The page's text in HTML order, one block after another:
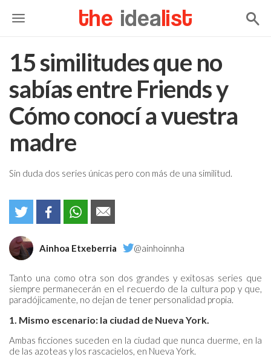
the idea list
15 similitudes que no
sabías entre Friends y
Cómo conocí a vuestra
madre
Sin duda dos series únicas pero con más de una similitud.
Ainhoa Etxeberria @ainhoinnha
Tanto una como otra son dos grandes y exitosas series que
siempre permanecerán en el recuerdo de la cultura pop y que,
paradójicamente, no dejan de tener personalidad propia.
1. Mismo escenario: la ciudad de Nueva York.
Ambas ficciones suceden en la ciudad que nunca duerme, en la
de las azoteas y los rascacielos, en Nueva York.